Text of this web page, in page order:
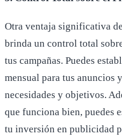
Otra ventaja significativa
brinda un control total
tus campañas. Puedes
mensual para tus anuncios
necesidades y objetivos.
que funciona bien, puedes
tu inversión en publicidad